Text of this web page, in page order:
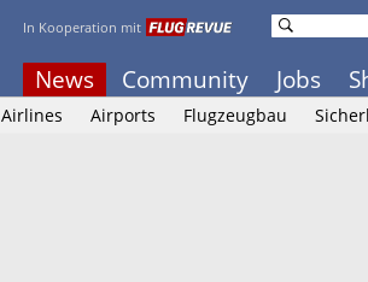
In Kooperation mit
News Community Jobs
Airlines Airports Flugzeugbau